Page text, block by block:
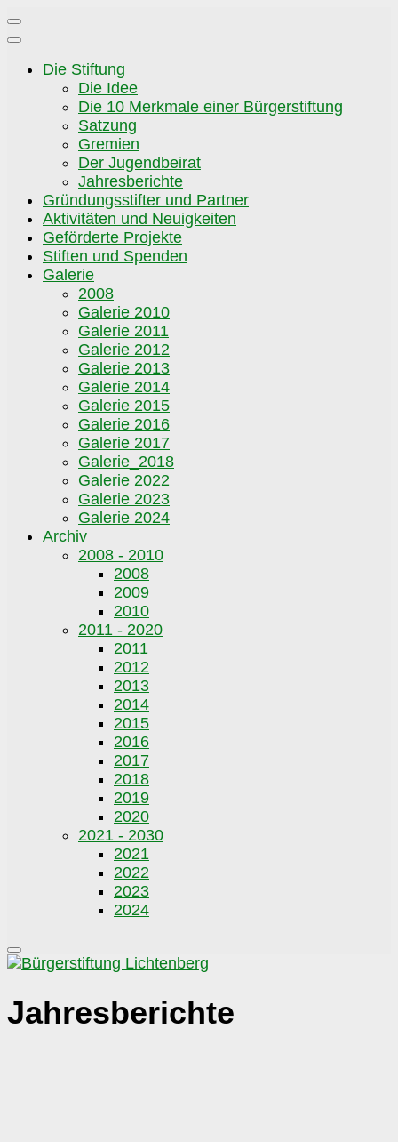
Zum
Inhalt
Die Stiftung
Die Idee
Die 10 Merkmale einer Bürgerstiftung
Satzung
Gremien
Der Jugendbeirat
Jahresberichte
Gründungsstifter und Partner
Aktivitäten und Neuigkeiten
Geförderte Projekte
Stiften und Spenden
Galerie
2008
Galerie 2010
Galerie 2011
Galerie 2012
Galerie 2013
Galerie 2014
Galerie 2015
Galerie 2016
Galerie 2017
Galerie_2018
Galerie 2022
Galerie 2023
Galerie 2024
Archiv
2008 - 2010
2008
2009
2010
2011 - 2020
2011
2012
2013
2014
2015
2016
2017
2018
2019
2020
2021 - 2030
2021
2022
2023
2024
Jahresberichte